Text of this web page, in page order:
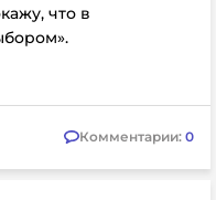
что в
Комментарии: 0